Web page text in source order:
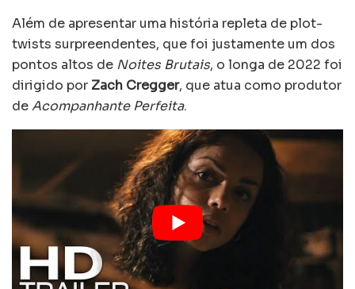
Além de apresentar uma história repleta de plot-
twists surpreendentes, que foi justamente um dos
pontos altos de Noites Brutais, o longa de 2022 foi
dirigido por Zach Cregger, que atua como produtor
deAcompanhante Perfeita.